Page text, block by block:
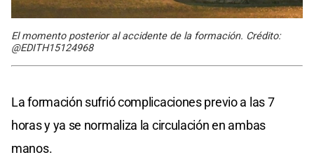
El momento posterior al accidente de la formación. Crédito:
@EDITH15124968
La formación sufrió complicaciones previo a las 7
horas y ya se normaliza la circulación en ambas
manos.